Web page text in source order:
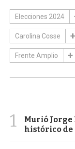
Elecciones 2024
Carolina Cosse
Frente Amplio
1
Murió Jorge
histórico de